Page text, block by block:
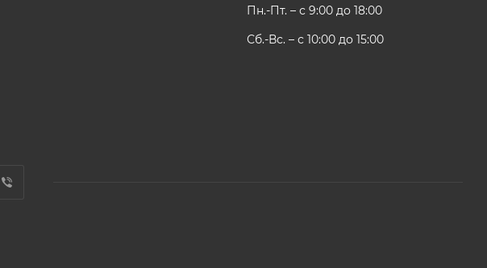
Пн.-Пт. – с 9:00 до 18:00
Сб.-Вс. – с 10:00 до 15:00